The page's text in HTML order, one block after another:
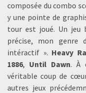
composée du combo
y une pointe de
tour est joué. Un jeu
précise, mon
intéractif ». Heavy
1886, Until Dawn. À
véritable coup de
autres jeux